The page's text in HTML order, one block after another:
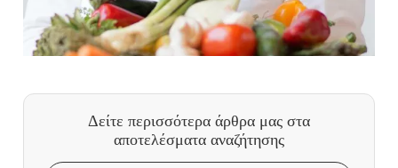
Δείτε περισσότερα άρθρα μας στα
αποτελέσματα αναζήτησης